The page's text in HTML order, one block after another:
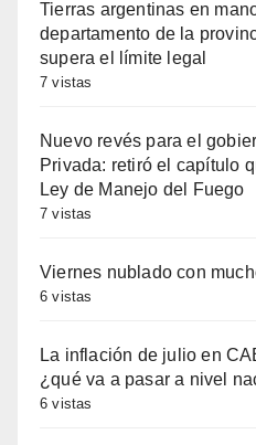
Tierras argentinas en
departamento de la
supera el límite legal
7 vistas
Nuevo revés para el
Privada: retiró el capítulo
Ley de Manejo del Fuego
7 vistas
Viernes nublado con
6 vistas
La inflación de julio en
¿qué va a pasar a nivel
6 vistas